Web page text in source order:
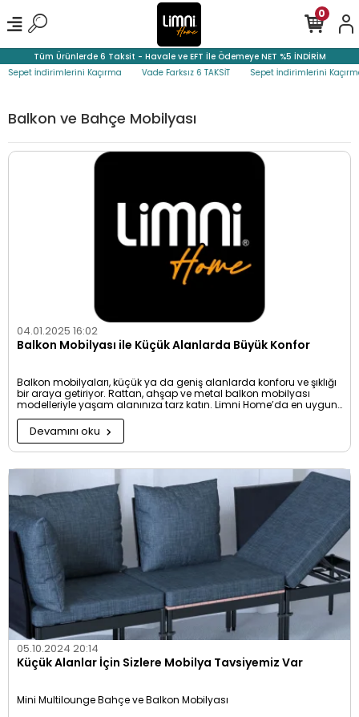
Tüm Ürünlerde 6 Taksit - Havale ve EFT İle Ödemeye NET %5 İNDİRİM
İndirimlerini Kaçırma
Vade Farksız 6 TAKSİT Sepet İndirimlerini Kaçırma
0
Balkon ve Bahçe Mobilyası
04.01.2025 16:02
Balkon Mobilyası ile Küçük Alanlarda Büyük Konfor
Balkon mobilyaları, küçük ya da geniş alanlarda konforu ve şıklığı
bir araya getiriyor. Rattan, ahşap ve metal balkon mobilyası
modelleriyle yaşam alanınıza tarz katın. Limni Home’da en uygun
balkon mobilyası fiyatlarını keşfedin!
Devamını oku
05.10.2024 20:14
Küçük Alanlar İçin Sizlere Mobilya Tavsiyemiz Var
Mini Multilounge Bahçe ve Balkon Mobilyası